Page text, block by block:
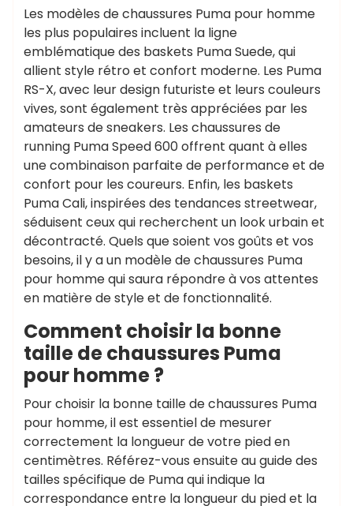
Les modèles de chaussures Puma pour homme
les plus populaires incluent la ligne
emblématique des baskets Puma Suede, qui
allient style rétro et confort moderne. Les Puma
RS-X, avec leur design futuriste et leurs couleurs
vives, sont également très appréciées par les
amateurs de sneakers. Les chaussures de
running Puma Speed 600 offrent quant à elles
une combinaison parfaite de performance et de
confort pour les coureurs. Enfin, les baskets
Puma Cali, inspirées des tendances streetwear,
séduisent ceux qui recherchent un look urbain et
décontracté. Quels que soient vos goûts et vos
besoins, il y a un modèle de chaussures Puma
pour homme qui saura répondre à vos attentes
en matière de style et de fonctionnalité.
Comment choisir la bonne
taille de chaussures Puma
pour homme ?
Pour choisir la bonne taille de chaussures Puma
pour homme, il est essentiel de mesurer
correctement la longueur de votre pied en
centimètres. Référez-vous ensuite au guide des
tailles spécifique de Puma qui indique la
correspondance entre la longueur du pied et la